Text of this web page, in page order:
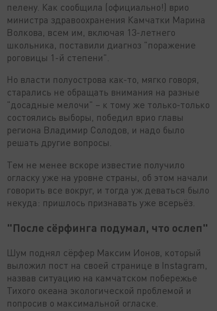
пелену. Как сообщила (официально!) врио
министра здравоохранения Камчатки Марина
Волкова, всем им, включая 13-летнего
школьника, поставили диагноз "поражение
роговицы 1-й степени".
Но власти полуострова как-то, мягко говоря,
старались не обращать внимания на разные
"досадные мелочи" – к тому же только-только
состоялись выборы, победил врио главы
региона Владимир Солодов, и надо было
решать другие вопросы.
Тем не менее вскоре известие получило
огласку уже на уровне страны, об этом начали
говорить все вокруг, и тогда уж деваться было
некуда: пришлось признавать уже всерьёз.
"После сёрфинга подумал, что ослеп"
Шум поднял сёрфер Максим Ионов, который
выложил пост на своей странице в Instagram,
назвав ситуацию на камчатском побережье
Тихого океана экологической проблемой и
попросив о максимальной огласке.